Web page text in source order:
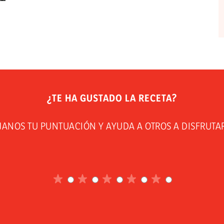
¿TE HA GUSTADO LA RECETA?
TU PUNTUACIÓN Y AYUDA A OTROS A
5 sobre
4 sobre5
3 sobre5
2 sobre5
1 sobre5